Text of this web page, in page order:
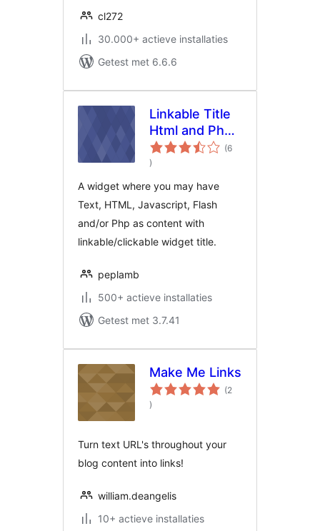
cl272
30.000+ actieve installaties
Getest met 6.6.6
Linkable Title
Html and Php
Widget
(6
aantal
beoordelingen
)
A widget where you may have
Text, HTML, Javascript, Flash
and/or Php as content with
linkable/clickable widget title.
peplamb
500+ actieve installaties
Getest met 3.7.41
Make Me Links
(2
aantal
beoordelingen
)
Turn text URL's throughout your
blog content into links!
william.deangelis
10+ actieve installaties